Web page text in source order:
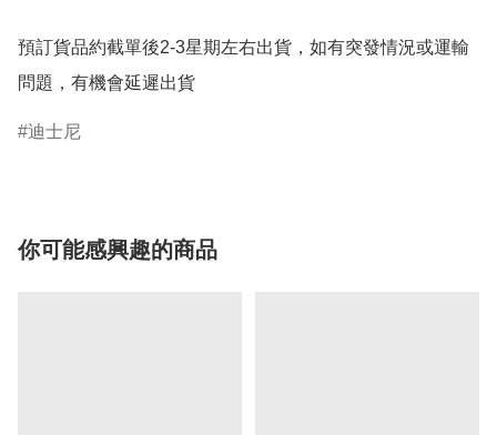
預訂貨品約截單後2-3星期左右出貨，如有突發情況或運輸
問題，有機會延遲出貨
迪士尼
你可能感興趣的商品